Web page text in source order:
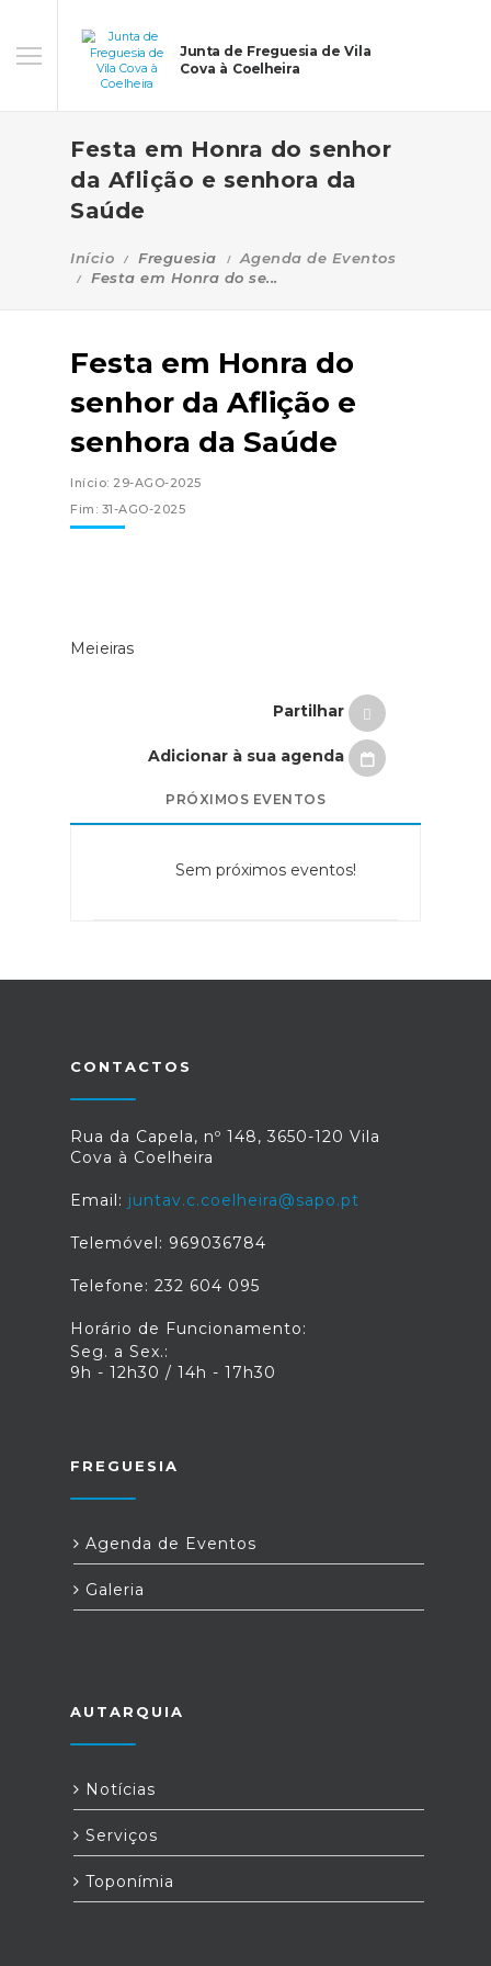
Junta de Freguesia de Vila
Cova à Coelheira
Festa em Honra do senhor
da Aflição e senhora da
Saúde
Início Freguesia
Agenda de Eventos
Festa em Honra do se...
Festa em Honra do
senhor da Aflição e
senhora da Saúde
Início: 29-AGO-2025
Fim: 31-AGO-2025
Meieiras
Partilhar
Adicionar à sua agenda
PRÓXIMOS EVENTOS
Sem próximos eventos!
CONTACTOS
Rua da Capela, nº 148, 3650-120 Vila
Cova à Coelheira
Email: juntav.c.coelheira@sapo.pt
Telemóvel: 969036784
Telefone: 232 604 095
Horário de Funcionamento:
Seg. a Sex.:
9h - 12h30 / 14h - 17h30
FREGUESIA
Agenda de Eventos
Galeria
AUTARQUIA
Notícias
Serviços
Toponímia